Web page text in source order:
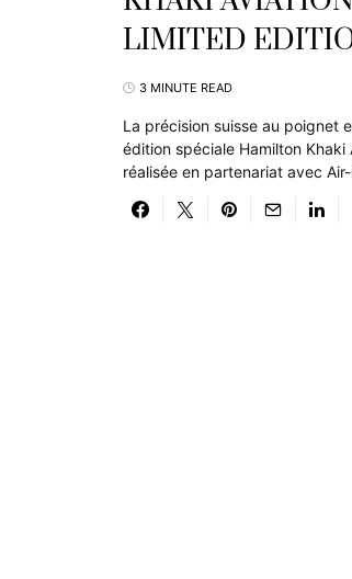
LIMITED
3 MINUTE READ
La précision suisse au poignet
édition spéciale Hamilton Khaki
réalisée en partenariat avec